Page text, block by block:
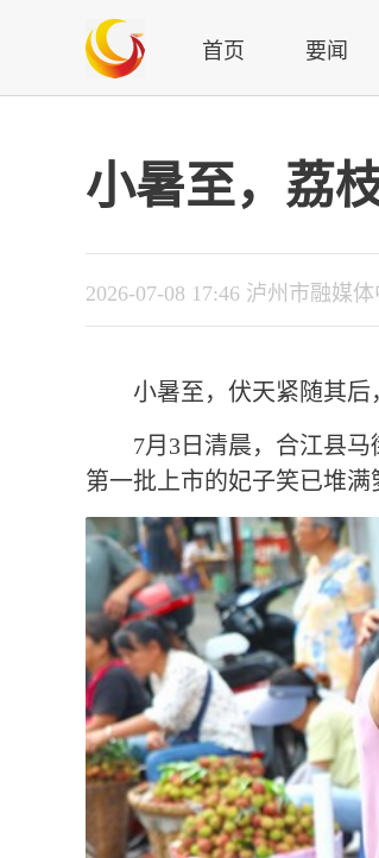
首页 要闻
小暑至，荔
2026-07-08 17:46 泸州市融媒
小暑至，伏天紧随其后
7月3日清晨，合江县
第一批上市的妃子笑已堆满